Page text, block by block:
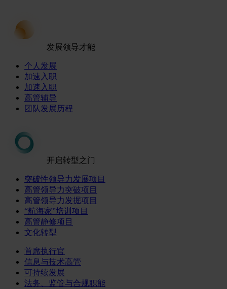
发展领导才能
个人发展
加速入职
加速入职
高管辅导
团队发展历程
开启转型之门
突破性领导力发展项目
高管领导力突破项目
高管领导力发掘项目
“航海家”培训项目
高管静修项目
文化转型
首席执行官
信息与技术高管
可持续发展
法务、监管与合规职能